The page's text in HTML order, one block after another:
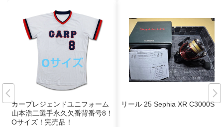
カープレジェンドユニフォーム
山本浩二選手永久欠番背番号8！
Oサイズ！完売品！
リール 25 Sephia XR C3000S